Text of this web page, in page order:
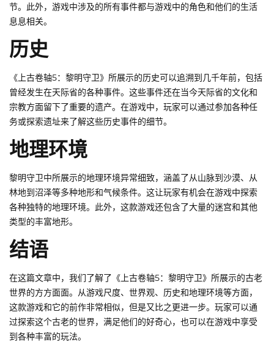
节。此外，游戏中涉及的所有事件都与游戏中的角色和他们的生活
息息相关。
历史
《上古卷轴5：黎明守卫》所展示的历史可以追溯到几千年前，包括
曾经发生在天际省的各种事件。这些事件还在当今天际省的文化和
宗教方面留下了重要的遗产。在游戏中，玩家可以通过参加各种任
务或探索遗址来了解这些历史事件的细节。
地理环境
黎明守卫中所展示的地理环境异常细致，涵盖了从山脉到沙漠、从
林地到沼泽等多种地形和气候条件。这让玩家有机会在游戏中探索
各种独特的地理环境。此外，这款游戏还包含了大量的迷宫和其他
类型的丰富地形。
结语
在这篇文章中，我们了解了《上古卷轴5：黎明守卫》所展示的古老
世界的方方面面。从游戏尺度、世界观、历史和地理环境等方面，
这款游戏和它的前作非常相似，但是又比之更进一步。玩家可以通
过探索这个古老的世界，满足他们的好奇心，也可以在游戏中享受
到各种丰富的玩法。